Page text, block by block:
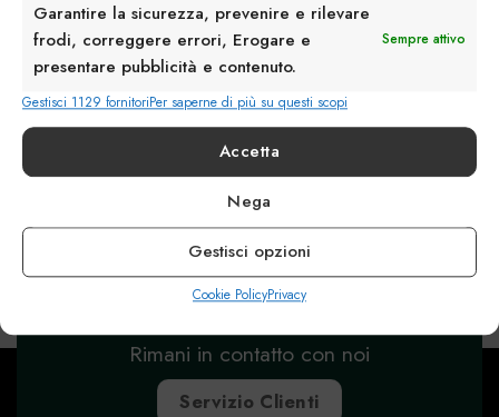
Garantire la sicurezza, prevenire e rilevare
frodi, correggere errori, Erogare e
presentare pubblicità e contenuto.
Sempre attivo
Gestisci 1129 fornitoriPer saperne di più su questi scopi
Accetta
Nega
Gestisci opzioni
Cookie PolicyPrivacy
Lascia un commento
Devi essereconnessoper inviare un commento.
Rimani in contatto con noi
Servizio Clienti